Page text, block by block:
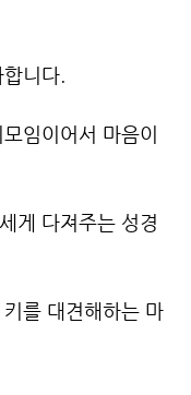
니다.
임이어서 마음이
게 다져주는 성경
를 대견해하는 마